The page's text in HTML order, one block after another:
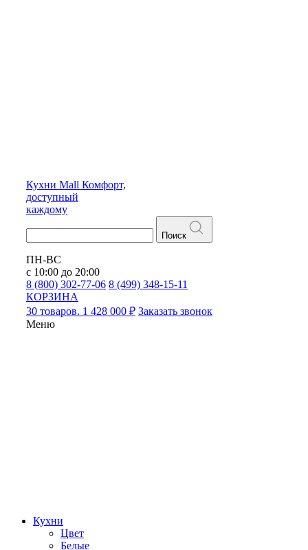
Кухни Mall Комфорт,
доступный
каждому
Поиск
ПН-ВС
с 10:00 до 20:00
8 (800) 302-77-06 8 (499) 348-15-11
КОРЗИНА
30 товаров. 1 428 000 ₽ Заказать звонок
Меню
Кухни
Цвет
Белые